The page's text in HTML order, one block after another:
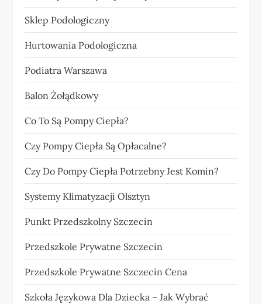
Sklep Podologiczny
Hurtowania Podologiczna
Podiatra Warszawa
Balon Żołądkowy
Co To Są Pompy Ciepła?
Czy Pompy Ciepła Są Opłacalne?
Czy Do Pompy Ciepła Potrzebny Jest Komin?
Systemy Klimatyzacji Olsztyn
Punkt Przedszkolny Szczecin
Przedszkole Prywatne Szczecin
Przedszkole Prywatne Szczecin Cena
Szkoła Językowa Dla Dziecka – Jak Wybrać